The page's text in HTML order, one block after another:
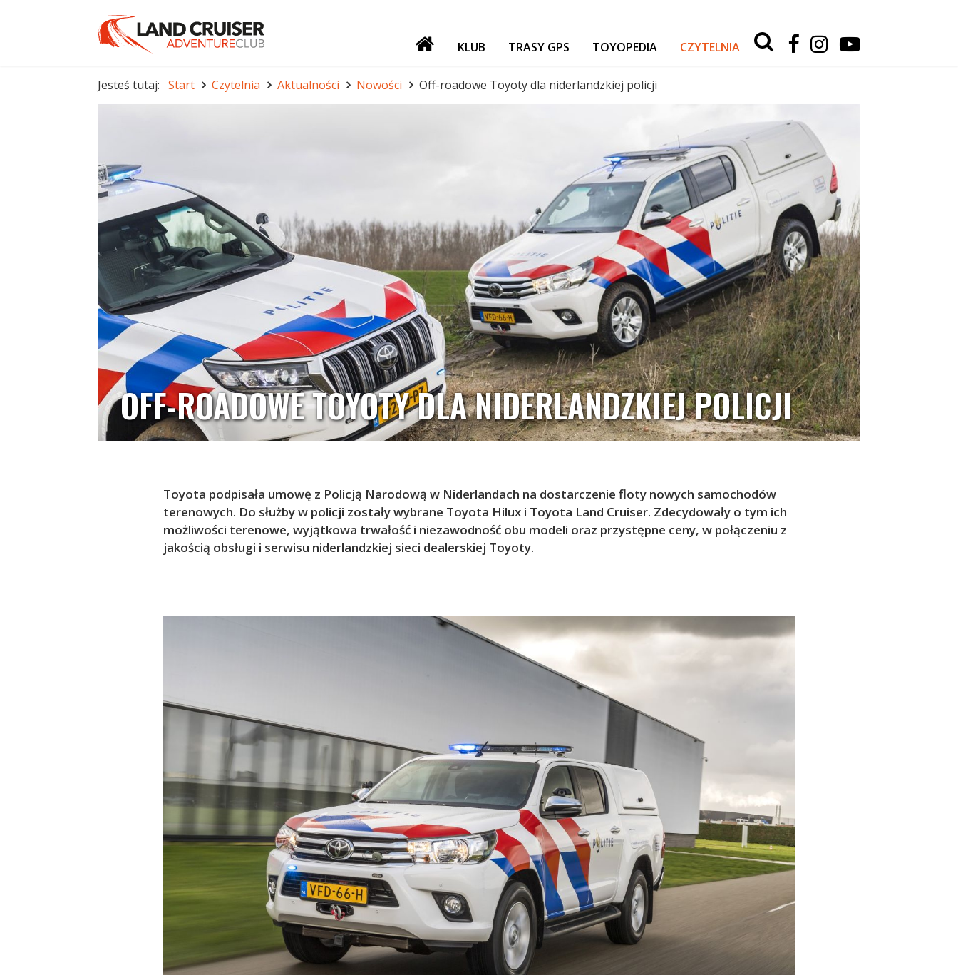
KLUB
NASZE IMPREZY
TRASY GPS TOYOPEDIA CZYTELNIA
AUTA
SPORT
characters
Jesteś tutaj: Start Czytelnia Aktualności Nowości Off-roadowe Toyoty dla niderlandzkiej policji
OFF-ROADOWE TOYOTY DLA NIDERLANDZKIEJ POLICJI
Toyota podpisała umowę z Policją Narodową w Niderlandach na dostarczenie floty nowych samochodów
terenowych. Do służby w policji zostały wybrane Toyota Hilux i Toyota Land Cruiser. Zdecydowały o tym ich
możliwości terenowe, wyjątkowa trwałość i niezawodność obu modeli oraz przystępne ceny, w połączeniu z
jakością obsługi i serwisu niderlandzkiej sieci dealerskiej Toyoty.